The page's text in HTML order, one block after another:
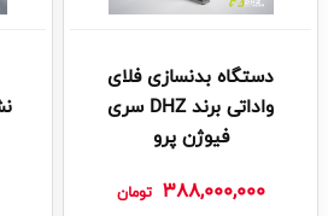
دستگاه بدنسازی فلای
واداتی برند DHZ سری
فیوژن پرو
388,000,000 تومان